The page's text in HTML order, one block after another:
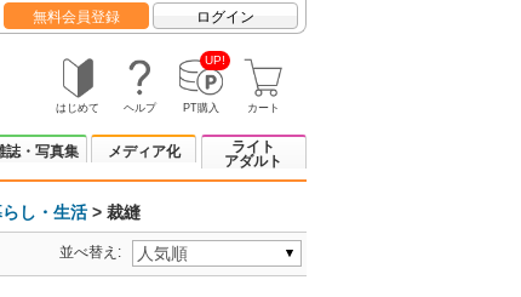
無料会員登録 ログイン
はじめて ヘルプ
UP!
PT購入 カート
誌・写真集 メディア化
ライト
アダルト
し・生活 > 裁縫
並べ替え: